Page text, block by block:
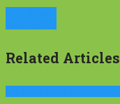
Related Articles